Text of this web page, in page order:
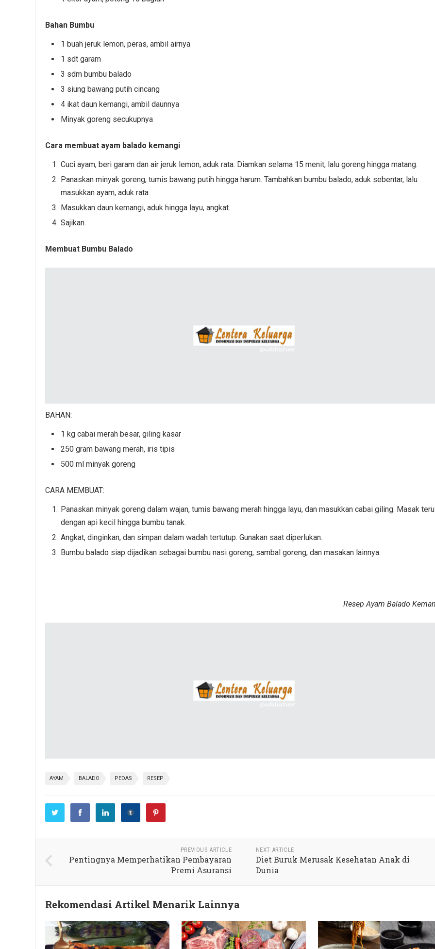
Bahan Bumbu
1 buah jeruk lemon, peras, ambil airnya
1 sdt garam
3 sdm bumbu balado
3 siung bawang putih cincang
4 ikat daun kemangi, ambil daunnya
Minyak goreng secukupnya
Cara membuat ayam balado kemangi
Cuci ayam, beri garam dan air jeruk lemon, aduk rata. Diamkan selama 15 menit, lalu goreng hingga matang.
Panaskan minyak goreng, tumis bawang putih hingga harum. Tambahkan bumbu balado, aduk sebentar, lalu
masukkan ayam, aduk rata.
Masukkan daun kemangi, aduk hingga layu, angkat.
Sajikan.
Membuat Bumbu Balado
BAHAN:
1 kg cabai merah besar, giling kasar
250 gram bawang merah, iris tipis
500 ml minyak goreng
CARA MEMBUAT:
Panaskan minyak goreng dalam wajan, tumis bawang merah hingga layu, dan masukkan cabai giling. Masak
dengan api kecil hingga bumbu tanak.
Angkat, dinginkan, dan simpan dalam wadah tertutup. Gunakan saat diperlukan.
Bumbu balado siap dijadikan sebagai bumbu nasi goreng, sambal goreng, dan masakan lainnya.
Resep Ayam Balado
AYAM BALADO PEDAS RESEP
PREVIOUS ARTICLE
Pentingnya Memperhatikan Pembayaran
Premi Asuransi
NEXT ARTICLE
Diet Buruk Merusak Kesehatan Anak di
Dunia
Rekomendasi Artikel Menarik Lainnya